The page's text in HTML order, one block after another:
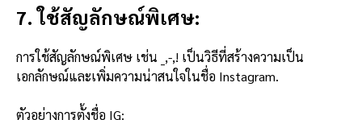
7. ใช้สัญลักษณ์พิเศษ:
การใช้สัญลักษณ์พิเศษ เช่น _,-,! เป็นวิธีที่สร้างความเป็น
เอกลักษณ์และเพิ่มความน่าสนใจในชื่อ Instagram.
ตัวอย่างการตั้งชื่อ IG: